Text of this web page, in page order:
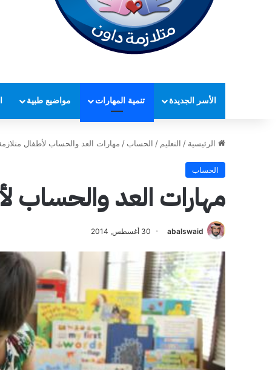
الأسر الجديدة تنمية المهارات مواضيع طبية
الرئيسية / التعليم / الحساب / مهارات العد والحساب لأطفال
الحساب
مهارات العد والحساب
abalswaid 30 أغسطس, 2014